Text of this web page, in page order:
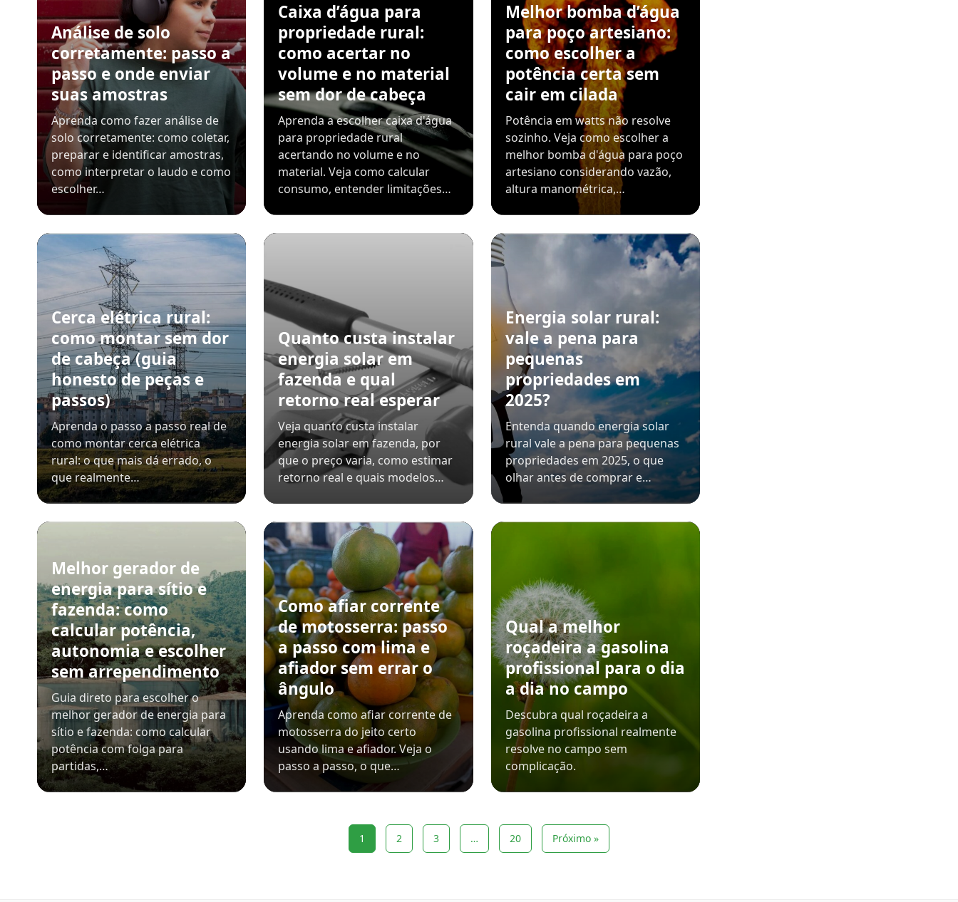
Análise de solo
corretamente: passo a
passo e onde enviar
suas amostras
Aprenda como fazer análise de
solo corretamente: como coletar,
preparar e identificar amostras,
como interpretar o laudo e como
escolher…
Caixa d’água para
propriedade rural:
como acertar no
volume e no material
sem dor de cabeça
Aprenda a escolher caixa d'água
para propriedade rural
acertando no volume e no
material. Veja como calcular
consumo, entender limitações…
Melhor bomba d’água
para poço artesiano:
como escolher a
potência certa sem
cair em cilada
Potência em watts não resolve
sozinho. Veja como escolher a
melhor bomba d'água para poço
artesiano considerando vazão,
altura manométrica,…
Cerca elétrica rural:
como montar sem dor
de cabeça (guia
honesto de peças e
passos)
Aprenda o passo a passo real de
como montar cerca elétrica
rural: o que mais dá errado, o
que realmente…
Quanto custa instalar
energia solar em
fazenda e qual
retorno real esperar
Veja quanto custa instalar
energia solar em fazenda, por
que o preço varia, como estimar
retorno real e quais modelos…
Energia solar rural:
vale a pena para
pequenas
propriedades em
2025?
Entenda quando energia solar
rural vale a pena para pequenas
propriedades em 2025, o que
olhar antes de comprar e…
Melhor gerador de
energia para sítio e
fazenda: como
calcular potência,
autonomia e escolher
sem arrependimento
Guia direto para escolher o
melhor gerador de energia para
sítio e fazenda: como calcular
potência com folga para
partidas,…
Como afiar corrente
de motosserra: passo
a passo com lima e
afiador sem errar o
ângulo
Aprenda como afiar corrente de
motosserra do jeito certo
usando lima e afiador. Veja o
passo a passo, o que…
Qual a melhor
roçadeira a gasolina
profissional para o dia
a dia no campo
Descubra qual roçadeira a
gasolina profissional realmente
resolve no campo sem
complicação.
1 2 3 … 20 Próximo »